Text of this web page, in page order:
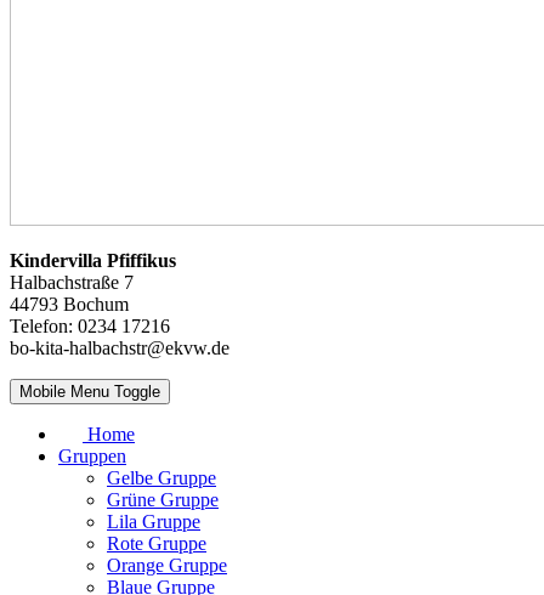
Kindervilla Pfiffikus
Halbachstraße 7
44793 Bochum
Telefon: 0234 17216
bo-kita-halbachstr@ekvw.de
Mobile Menu Toggle
Home
Gruppen
Gelbe Gruppe
Grüne Gruppe
Lila Gruppe
Rote Gruppe
Orange Gruppe
Blaue Gruppe